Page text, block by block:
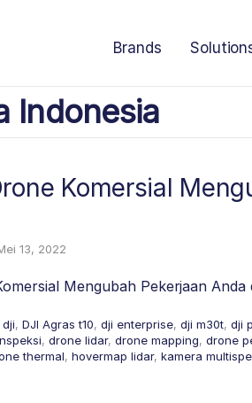
Brands
Indonesia
Komersial
13, 2022
Mengubah Pekerjaan
dji, DJI Agras t10, dji enterprise, dji m30t, dji
, drone lidar, drone mapping, drone
thermal, hovermap lidar, kamera